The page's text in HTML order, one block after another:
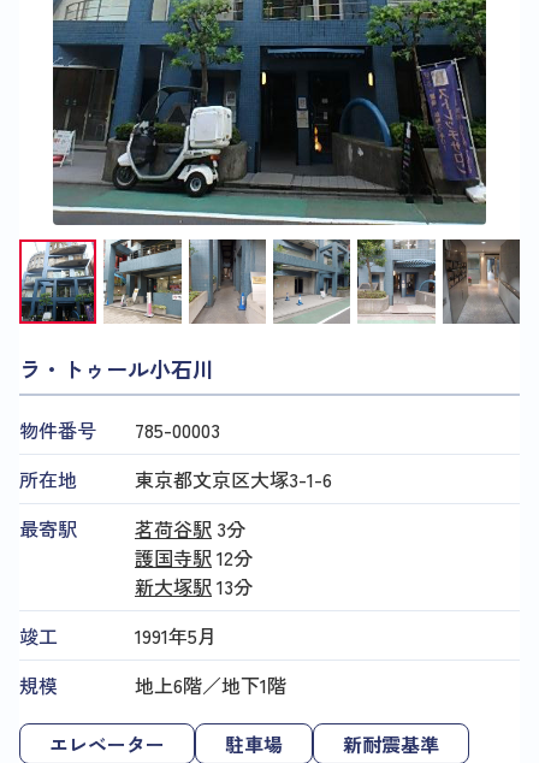
ラ・トゥール小石川
物件番号
785​-​00003
所在地
東京都文京区大塚3-1-6
最寄駅
茗荷谷駅 3分
護国寺駅12分
新大塚駅13分
竣工
1991年5月
規模
地上6階／地下1階
エレベーター 駐車場
新耐震基準